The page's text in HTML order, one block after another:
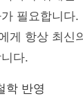
필요합니다
게 항상 최신
다.
학 반영